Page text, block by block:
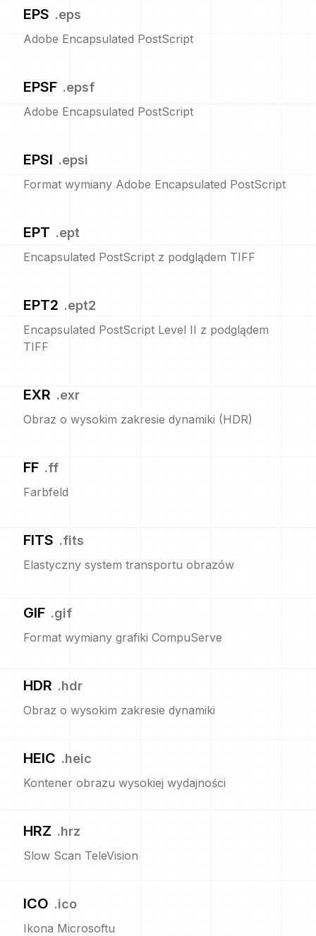
EPS .eps
Adobe Encapsulated PostScript
EPSF .epsf
Adobe Encapsulated PostScript
EPSI .epsi
Format wymiany Adobe Encapsulated PostScript
EPT .ept
Encapsulated PostScript z podglądem TIFF
EPT2 .ept2
Encapsulated PostScript Level II z podglądem
TIFF
EXR .exr
Obraz o wysokim zakresie dynamiki (HDR)
FF .ff
Farbfeld
FITS .fits
Elastyczny system transportu obrazów
GIF .gif
Format wymiany grafiki CompuServe
HDR .hdr
Obraz o wysokim zakresie dynamiki
HEIC .heic
Kontener obrazu wysokiej wydajności
HRZ .hrz
Slow Scan TeleVision
ICO .ico
Ikona Microsoftu